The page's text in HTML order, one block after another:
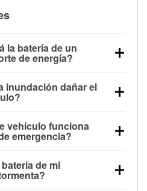
la batería de un
de energía?
durante un tiempo
sin conducir el vehículo
de respaldo para
inundación dañar el
del motor y pueden
que puede provocar una
vehículo funciona
emergencia?
profundo porque son
vibraciones y más
de mi